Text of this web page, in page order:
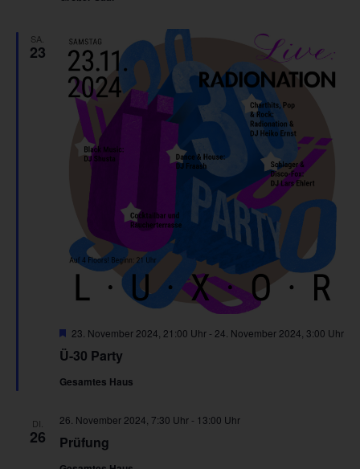
SA.
23
Ü-30 Party
Hervorgehoben
23. November 2024, 21:00 Uhr- 24. November 2024, 3:00 Uhr
Gesamtes Haus
DI.
26 Prüfung
26. November 2024, 7:30 Uhr- 13:00 Uhr